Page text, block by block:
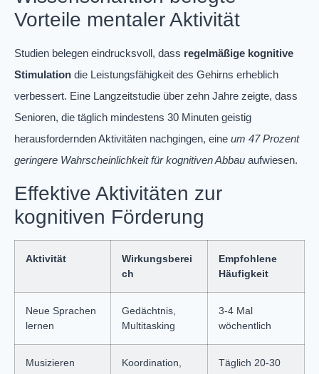
Vorteile mentaler Aktivität
Studien belegen eindrucksvoll, dass regelmäßige kognitive
Stimulation die Leistungsfähigkeit des Gehirns erheblich
verbessert. Eine Langzeitstudie über zehn Jahre zeigte, dass
Senioren, die täglich mindestens 30 Minuten geistig
herausfordernden Aktivitäten nachgingen, eine um 47 Prozent
geringere Wahrscheinlichkeit für kognitiven Abbau aufwiesen.
Effektive Aktivitäten zur
kognitiven Förderung
Aktivität
Wirkungsberei
ch
Empfohlene
Häufigkeit
Neue Sprachen
lernen
Gedächtnis,
Multitasking
3-4 Mal
wöchentlich
Musizieren
Koordination,
Täglich 20-30